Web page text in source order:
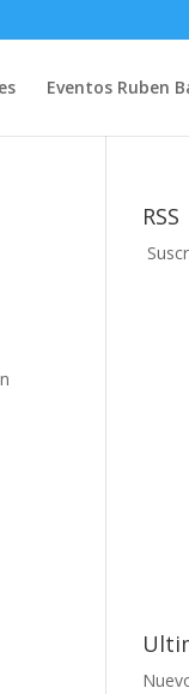
Eventos Ruben
RSS